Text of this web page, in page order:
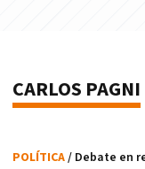
CARLOS PAGNI
POLÍTICA/ Debate en